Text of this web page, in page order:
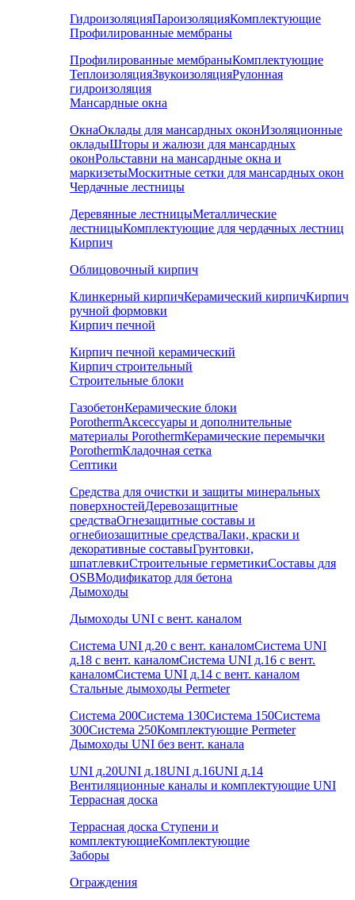
ГидроизоляцияПароизоляцияКомплектующие
Профилированные мембраны
Профилированные мембраныКомплектующие
ТеплоизоляцияЗвукоизоляцияРулонная
гидроизоляция
Мансардные окна
ОкнаОклады для мансардных оконИзоляционные
окладыШторы и жалюзи для мансардных
оконРольставни на мансардные окна и
маркизетыМоскитные сетки для мансардных окон
Чердачные лестницы
Деревянные лестницыМеталлические
лестницыКомплектующие для чердачных лестниц
Кирпич
Облицовочный кирпич
Клинкерный кирпичКерамический кирпичКирпич
ручной формовки
Кирпич печной
Кирпич печной керамический
Кирпич строительный
Строительные блоки
ГазобетонКерамические блоки
PorothermАксессуары и дополнительные
материалы PorothermКерамические перемычки
PorothermКладочная сетка
Септики
Средства для очистки и защиты минеральных
поверхностейДеревозащитные
средстваОгнезащитные составы и
огнебиозащитные средстваЛаки, краски и
декоративные составыГрунтовки,
шпатлевкиСтроительные герметикиСоставы для
OSBМодификатор для бетона
Дымоходы
Дымоходы UNI с вент. каналом
Система UNI д.20 с вент. каналомСистема UNI
д.18 с вент. каналомСистема UNI д.16 с вент.
каналомСистема UNI д.14 с вент. каналом
Стальные дымоходы Permeter
Система 200Система 130Система 150Система
300Система 250Комплектующие Permeter
Дымоходы UNI без вент. канала
UNI д.20UNI д.18UNI д.16UNI д.14
Вентиляционные каналы и комплектующие UNI
Террасная доска
Террасная доска Ступени и
комплектующиеКомплектующие
Заборы
Ограждения